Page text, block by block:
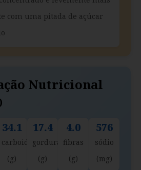
com uma pitada de açúcar
Nutricional
34.1
carboidratos
(g)
17.4
gorduras
(g)
4.0
fibras
(g)
576
sódio
(mg)